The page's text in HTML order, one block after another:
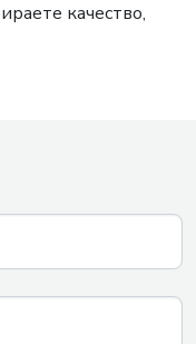
качество,